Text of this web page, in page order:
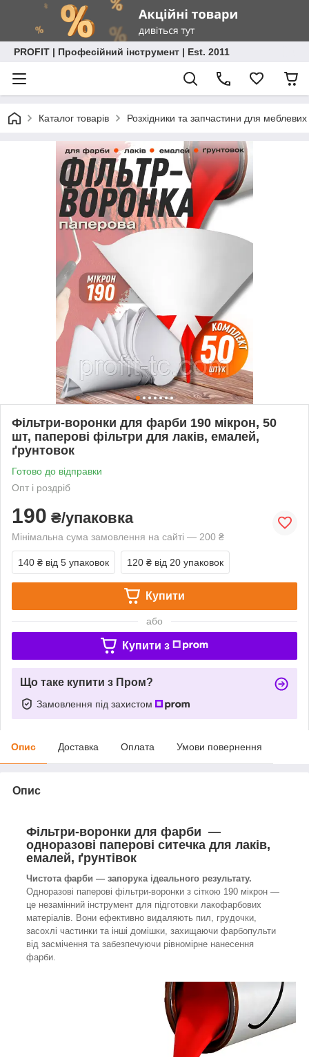
PROFIT | Професійний інструмент | Est. 2011
Каталог товарів Розхідники та запчастини для
Фільтри-воронки для фарби 190 мікрон, 50
шт, паперові фільтри для лаків, емалей,
ґрунтовок
Готово до відправки
Опт і роздріб
190 ₴/упаковка
Мінімальна сума замовлення на сайті — 200 ₴
140 ₴ від 5 упаковок 120 ₴ від 20 упаковок
Купити
або
Купити з
Що таке купити з Пром?
Замовлення під захистом
Опис Доставка Оплата Умови повернення
Опис
Фільтри-воронки для фарби —
одноразові паперові ситечка для лаків,
емалей, ґрунтівок
Чистота фарби — запорука ідеального результату.
Одноразові паперові фільтри-воронки з сіткою 190 мікрон —
це незамінний інструмент для підготовки лакофарбових
матеріалів. Вони ефективно видаляють пил, грудочки,
засохлі частинки та інші домішки, захищаючи фарбопульти
від засмічення та забезпечуючи рівномірне нанесення
фарби.